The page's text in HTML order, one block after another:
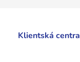
Klientská centra